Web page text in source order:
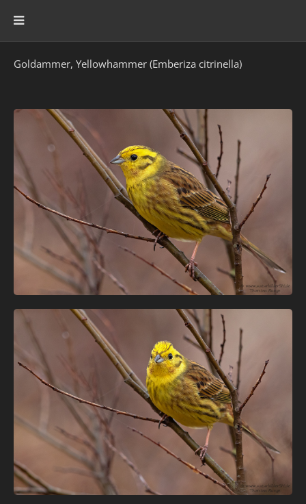
Goldammer, Yellowhammer (Emberiza citrinella)